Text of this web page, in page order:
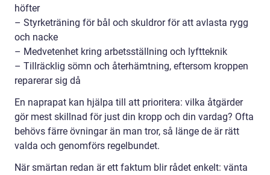
höfter
– Styrketräning för bål och skuldror för att avlasta rygg
och nacke
– Medvetenhet kring arbetsställning och lyftteknik
– Tillräcklig sömn och återhämtning, eftersom kroppen
reparerar sig då
En naprapat kan hjälpa till att prioritera: vilka åtgärder
gör mest skillnad för just din kropp och din vardag? Ofta
behövs färre övningar än man tror, så länge de är rätt
valda och genomförs regelbundet.
När smärtan redan är ett faktum blir rådet enkelt: vänta